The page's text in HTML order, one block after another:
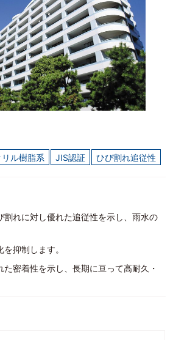
リル樹脂系 JIS認証 ひび割れ追従性
割れに対し優れた追従性を示し、雨水の
抑制します。
密着性を示し、長期に亘って高耐久・